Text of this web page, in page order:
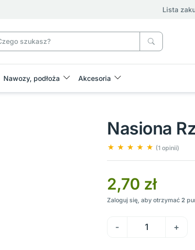
Lista
Nawozy, podłoża Akcesoria
Nasiona
(1 opinii)
2,70 zł
Zaloguj się, aby otrzymać 2